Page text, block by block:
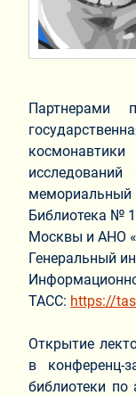
Партнерами
мемориальный
Библиотека №
Москвы и АНО
Генеральный
ТАСС: https://
Открытие
в конференц-
библиотеки